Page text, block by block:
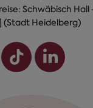
Schwäbisch
(Stadt Heidelberg)